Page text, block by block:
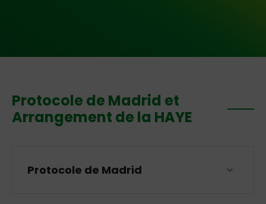
Protocole de Madrid et
Arrangement de la HAYE
Protocole de Madrid